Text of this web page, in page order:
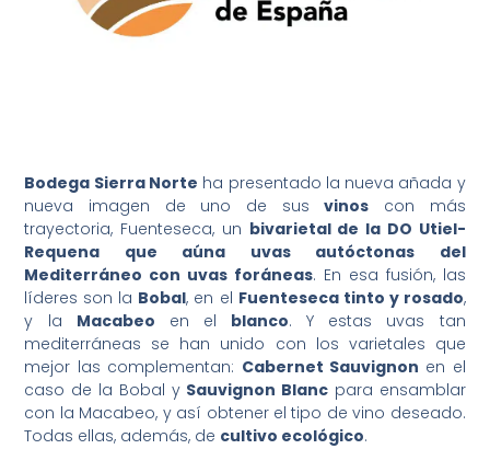
Bodega Sierra Norte ha presentado la nueva añada y
nueva imagen de uno de susvinos con más
trayectoria, Fuenteseca, un bivarietal de la DO Utiel-
Requena que aúna uvas autóctonas del
Mediterráneo con uvas foráneas. En esa fusión, las
líderes son la Bobal, en el Fuenteseca tinto y rosado,
y la Macabeo en el blanco. Y estas uvas tan
mediterráneas se han unido con los varietales que
mejor las complementan: Cabernet Sauvignon en el
caso de la Bobal y Sauvignon Blanc para ensamblar
con la Macabeo, y así obtener el tipo de vino deseado.
Todas ellas, además, de cultivo ecológico.